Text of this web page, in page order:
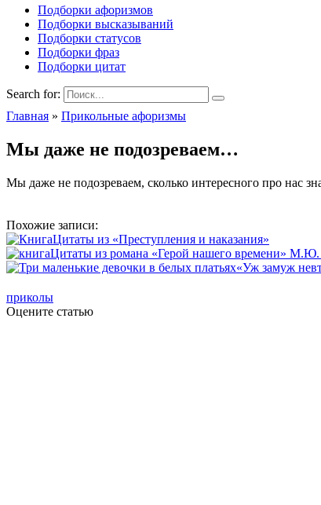
Подборки афоризмов
Подборки высказываний
Подборки статусов
Подборки фраз
Подборки цитат
Search for:
Главная » Прикольные афоризмы
Мы даже не подозреваем…
Мы даже не подозреваем, сколько интересного про нас
Похожие записи:
Цитаты из «Преступления и наказания»
Цитаты из романа «Герой нашего времени» М.Ю.
«Уж замуж
приколы
Оцените статью